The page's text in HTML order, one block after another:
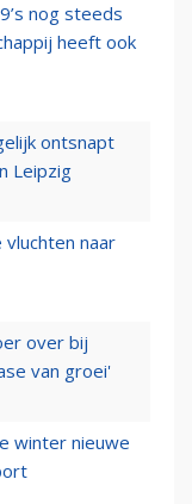
nog steeds
heeft ook
ontsnapt
Leipzig
naar
over bij
van groei'
winter nieuwe